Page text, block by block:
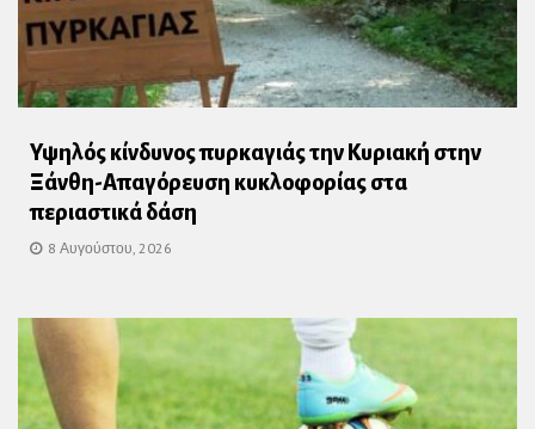
Υψηλός κίνδυνος πυρκαγιάς την Κυριακή στην
Ξάνθη-Απαγόρευση κυκλοφορίας στα
περιαστικά δάση
8 Αυγούστου, 2026